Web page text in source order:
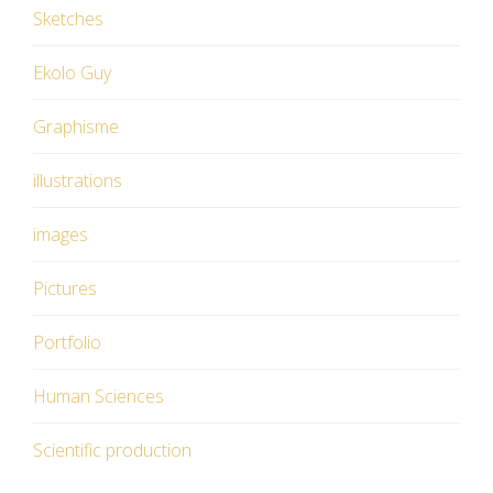
Sketches
Ekolo Guy
Graphisme
illustrations
images
Pictures
Portfolio
Human Sciences
Scientific production